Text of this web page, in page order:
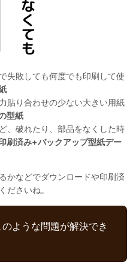
失敗しても何度でも印刷して使
貼り合わせの少ない大きい用紙
型紙
、破れたり、部品をなくした時
刷済み+バックアップ型紙デー
かなどでダウンロードや印刷済
ださいね。
ような問題が解決でき